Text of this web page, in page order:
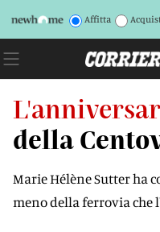
Affitta
della
Marie Hélène Sutter ha
meno della ferrovia che